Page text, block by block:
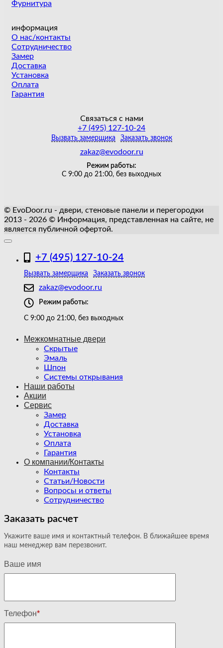
Фурнитура
информация
О нас/контакты
Сотрудничество
Замер
Доставка
Установка
Оплата
Гарантия
Связаться с нами
+7 (495) 127-10-24
Вызвать замерщика Заказать звонок
zakaz@evodoor.ru
Режим работы:
С 9:00 до 21:00, без выходных
© EvoDoor.ru - двери, стеновые панели и перегородки
2013 - 2026 © Информация, представленная на сайте, не
является публичной офертой.
+7 (495) 127-10-24
Вызвать замерщика Заказать звонок
zakaz@evodoor.ru
Режим работы:
С 9:00 до 21:00, без выходных
Межкомнатные двери
Скрытые
Эмаль
Шпон
Системы открывания
Наши работы
Акции
Сервис
Замер
Доставка
Установка
Оплата
Гарантия
О компании/Контакты
Контакты
Статьи/Новости
Вопросы и ответы
Сотрудничество
Заказать расчет
Укажите ваше имя и контактный телефон. В ближайшее время
наш менеджер вам перезвонит.
Ваше имя
Телефон*